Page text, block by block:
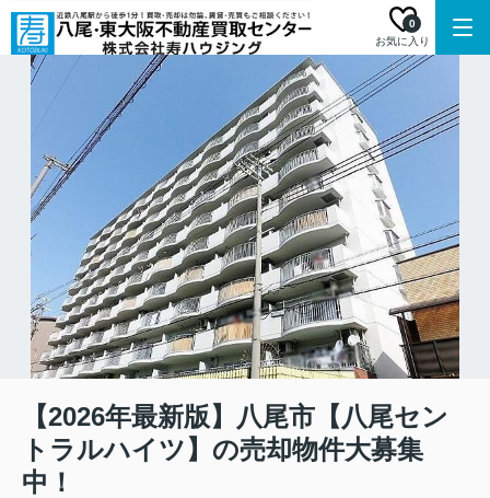
お気に入り
0
【2026年最新版】八尾市【八尾セン
トラルハイツ】の売却物件大募集
中！